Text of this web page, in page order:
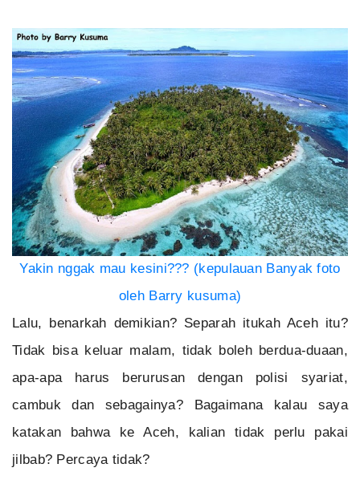
Yakin nggak mau kesini??? (kepulauan Banyak foto
oleh Barry kusuma)
Lalu, benarkah demikian? Separah itukah Aceh itu?
Tidak bisa keluar malam, tidak boleh berdua-duaan,
apa-apa harus berurusan dengan polisi syariat,
cambuk dan sebagainya? Bagaimana kalau saya
katakan bahwa ke Aceh, kalian tidak perlu pakai
jilbab? Percaya tidak?